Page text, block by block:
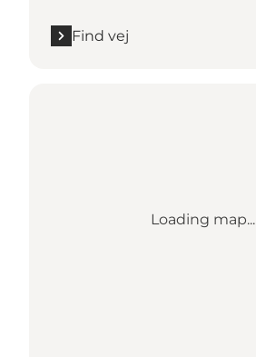
Find vej
Loading map...